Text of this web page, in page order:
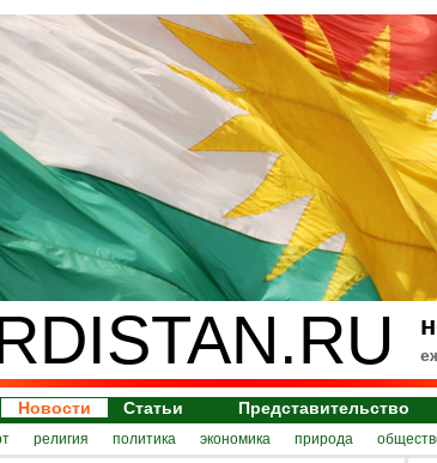
Новости Статьи Представительство
религия политика экономика природа